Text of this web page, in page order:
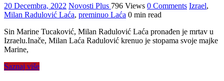
20 Decembra, 2022 Novosti Plus 796 Views 0 Comments Izrael,
Milan Radulović Laća, preminuo Laća 0 min read
​Sin Marine Tucaković, Milan Radulović Laća pronađen je mrtav u
Izraelu.Inače, Milan Laća Radulović krenuo je stopama svoje majke
Marine,
Saznaj više